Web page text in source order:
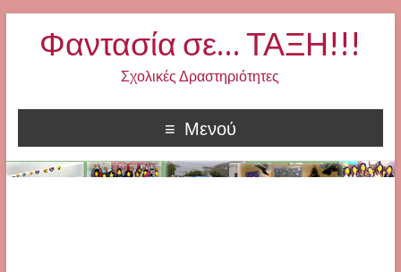
Φαντασία σε… ΤΑΞΗ!!!
Σχολικές Δραστηριότητες
Μενού